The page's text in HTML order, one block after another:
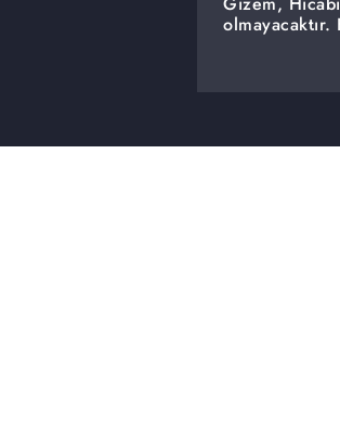
eder. Kara